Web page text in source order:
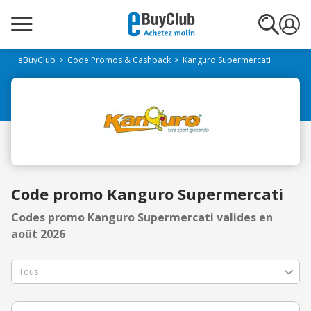
eBuyClub Code Promos & Cashback Kanguro Supermercati
Code promo Kanguro Supermercati
Codes promo Kanguro Supermercati valides en
août 2026